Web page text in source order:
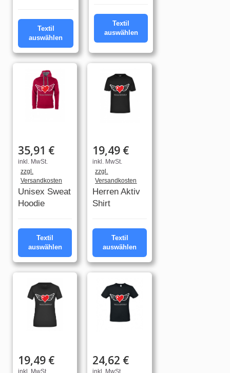
Textil
auswählen
Textil
auswählen
35,91 €
inkl. MwSt.
zzgl.
Versandkosten
Unisex Sweat
Hoodie
Textil
auswählen
19,49 €
inkl. MwSt.
zzgl.
Versandkosten
Herren Aktiv
Shirt
Textil
auswählen
19,49 €
inkl. MwSt.
24,62 €
inkl. MwSt.